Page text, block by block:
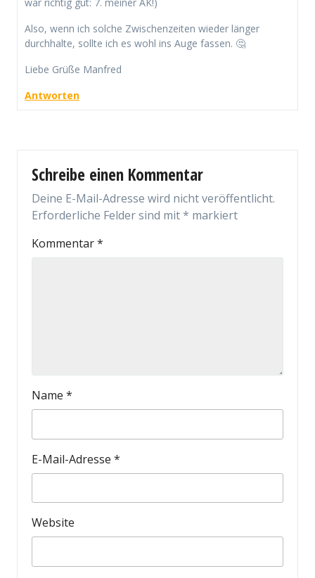
Also, wenn ich solche Zwischenzeiten wieder länger
durchhalte, sollte ich es wohl ins Auge fassen. 🤔
Liebe Grüße Manfred
Antworten
Schreibe einen Kommentar
Deine E-Mail-Adresse wird nicht veröffentlicht.
Erforderliche Felder sind mit* markiert
Kommentar*
Name *
E-Mail-Adresse *
Website